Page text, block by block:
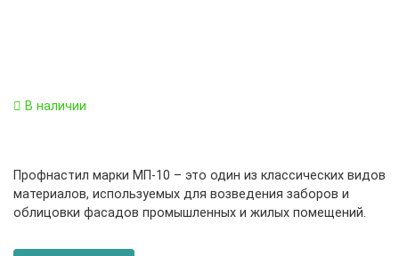
В наличии
Профнастил марки МП-10 – это один из классических видов
материалов, используемых для возведения заборов и
облицовки фасадов промышленных и жилых помещений.